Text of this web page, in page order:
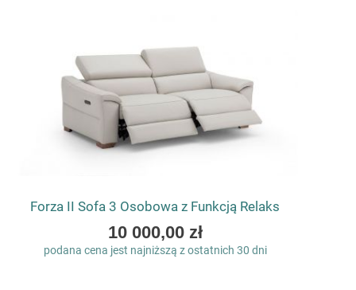
Forza II Sofa 3 Osobowa z Funkcją Relaks
As
low
10 000,00 zł
podana cena jest najniższą z ostatnich 30 dni